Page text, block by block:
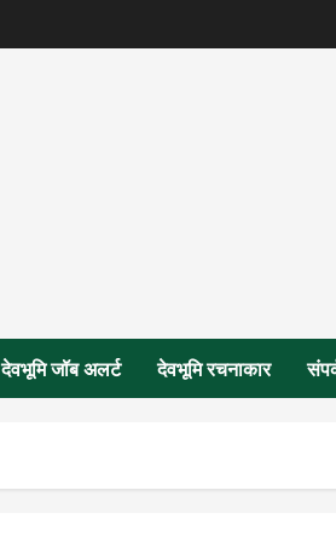
देवभूमि जॉब अलर्ट देवभूमि रचनाकार